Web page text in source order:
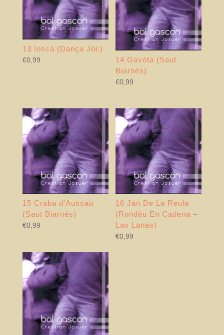
13 Ioscà (Dança Jòc)
€0,99
14 Gavòta (Saut
Biarnés)
€0,99
15 Craba d’Aussau
(Saut Biarnés)
€0,99
16 Jan De La Reula
(Rondèu En Cadena –
Las Lanas)
€0,99